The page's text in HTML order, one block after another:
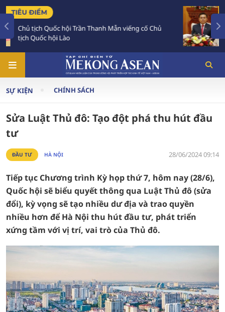
Chủ tịch Quốc hội Lào luôn dành tình cảm sâu
SỰ KIỆN CHÍNH SÁCH
Sửa Luật Thủ đô: Tạo đột phá thu hút đầu
tư
ĐẦU TƯ HÀ NỘI 28/06/2024 09:14
Tiếp tục Chương trình Kỳ họp thứ 7, hôm nay (28/6),
Quốc hội sẽ biểu quyết thông qua Luật Thủ đô (sửa
đổi), kỳ vọng sẽ tạo nhiều dư địa và trao quyền
nhiều hơn để Hà Nội thu hút đầu tư, phát triển
xứng tầm với vị trí, vai trò của Thủ đô.